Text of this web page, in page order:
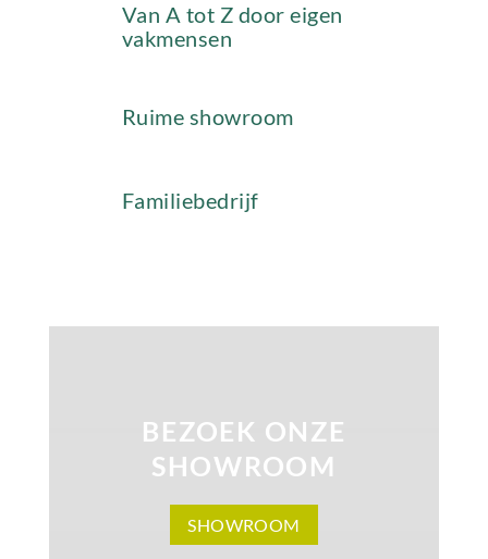
Van A tot Z door eigen
vakmensen
Ruime showroom
Familiebedrijf
BEZOEK ONZE
SHOWROOM
SHOWROOM